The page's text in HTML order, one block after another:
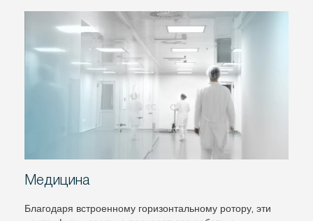
Медицина
Благодаря встроенному горизонтальному ротору, эти